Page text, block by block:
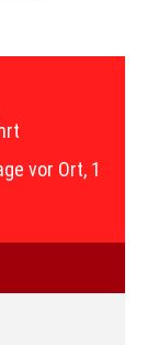
vor Ort, 1